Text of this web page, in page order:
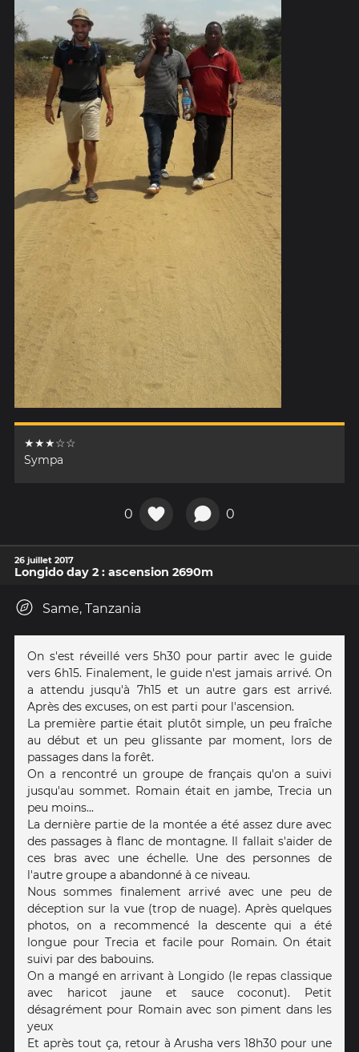
★★★☆☆
Sympa
0 0
26 juillet 2017
Longido day 2 : ascension 2690m
Same, Tanzania
On s'est réveillé vers 5h30 pour partir avec le guide
vers 6h15. Finalement, le guide n'est jamais arrivé. On
a attendu jusqu'à 7h15 et un autre gars est arrivé.
Après des excuses, on est parti pour l'ascension.
La première partie était plutôt simple, un peu fraîche
au début et un peu glissante par moment, lors de
passages dans la forêt.
On a rencontré un groupe de français qu'on a suivi
jusqu'au sommet. Romain était en jambe, Trecia un
peu moins...
La dernière partie de la montée a été assez dure avec
des passages à flanc de montagne. Il fallait s'aider de
ces bras avec une échelle. Une des personnes de
l'autre groupe a abandonné à ce niveau.
Nous sommes finalement arrivé avec une peu de
déception sur la vue (trop de nuage). Après quelques
photos, on a recommencé la descente qui a été
longue pour Trecia et facile pour Romain. On était
suivi par des babouins.
On a mangé en arrivant à Longido (le repas classique
avec haricot jaune et sauce coconut). Petit
désagrément pour Romain avec son piment dans les
yeux
Et après tout ça, retour à Arusha vers 18h30 pour une